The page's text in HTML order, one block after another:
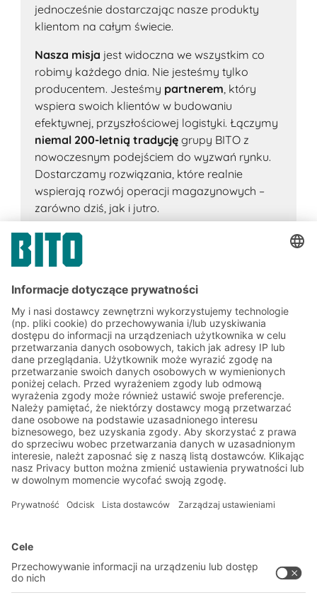
jednocześnie dostarczając nasze produkty
klientom na całym świecie.
Nasza misja jest widoczna we wszystkim co
robimy każdego dnia. Nie jesteśmy tylko
producentem. Jesteśmy partnerem , który
wspiera swoich klientów w budowaniu
efektywnej, przyszłościowej logistyki. Łączymy
niemal 200-letnią tradycję grupy BITO z
nowoczesnym podejściem do wyzwań rynku.
Dostarczamy rozwiązania, które realnie
wspierają rozwój operacji magazynowych –
zarówno dziś, jak i jutro.
Marek Ilczuk
Zapisz się do newslettera
BITO już teraz:
Aktualności magazynowe i
logistyczne
Ekskluzywne rabaty
Innowacje
Zapisz się do newslettera
Rozwiązania
Rozwiązania intralogistyczne
Systemy pojemników
PROFESJONALNY MAGAZYN
SYSTEMY MAGAZYNOWE